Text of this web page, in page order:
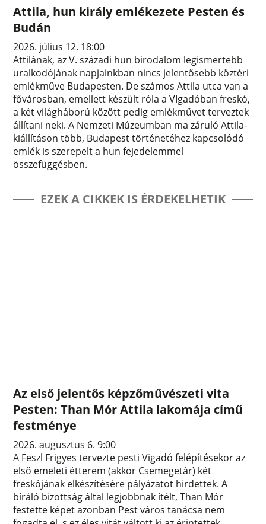
Attila, hun király emlékezete Pesten és
Budán
2026. július 12. 18:00
Attilának, az V. századi hun birodalom legismertebb
uralkodójának napjainkban nincs jelentősebb köztéri
emlékműve Budapesten. De számos Attila utca van a
fővárosban, emellett készült róla a VIgadóban freskó,
a két világháború között pedig emlékművet terveztek
állítani neki. A Nemzeti Múzeumban ma záruló Attila-
kiállításon több, Budapest történetéhez kapcsolódó
emlék is szerepelt a hun fejedelemmel
összefüggésben.
EZEK A CIKKEK IS ÉRDEKELHETIK
Az első jelentős képzőművészeti vita
Pesten: Than Mór Attila lakomája című
festménye
2026. augusztus 6. 9:00
A Feszl Frigyes tervezte pesti Vigadó felépítésekor az
első emeleti étterem (akkor Csemegetár) két
freskójának elkészítésére pályázatot hirdettek. A
bíráló bizottság által legjobbnak ítélt, Than Mór
festette képet azonban Pest város tanácsa nem